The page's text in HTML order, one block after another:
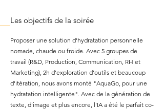
Les objectifs de la soirée
Proposer une solution d'hydratation personnelle
nomade, chaude ou froide. Avec 5 groupes de
travail (R&D, Production, Communication, RH et
Marketing), 2h d'exploration d'outils et beaucoup
d'itération, nous avons monté "AquaGo, pour une
hydratation intelligente". Avec de la génération de
texte, d'image et plus encore, l'IA a été le parfait co-